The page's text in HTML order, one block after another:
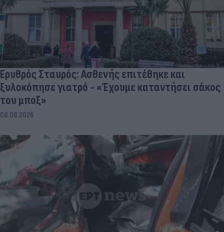
Ερυθρός Σταυρός: Ασθενής επιτέθηκε και
ξυλοκόπησε γιατρό - «Έχουμε καταντήσει σάκος
του μποξ»
08.08.2026